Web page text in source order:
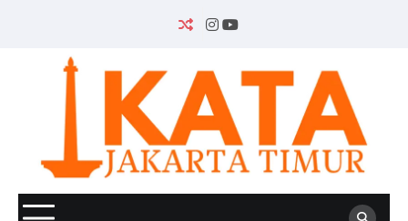
INSTAGRAM
YOUTUBE